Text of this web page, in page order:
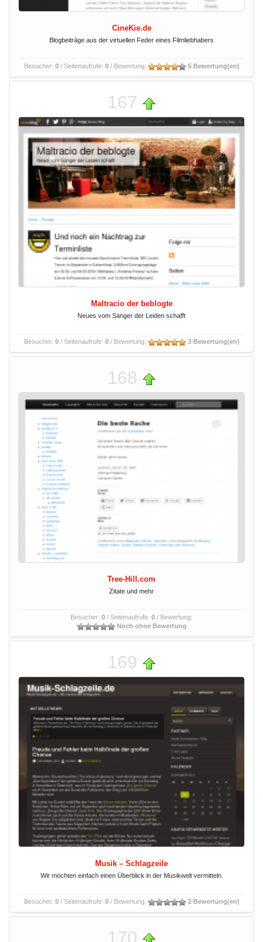
CineKie.de
Blogbeiträge aus der virtuellen Feder eines Filmliebhabers
Besucher: 0/ Seitenaufrufe: 0/ Bewertung: 5 Bewertung(en)
167
Maltracio der beblogte
Neues vom Sänger der Leiden schafft
Besucher: 0/ Seitenaufrufe: 0/ Bewertung: 3 Bewertung(en)
168
Tree-Hill.com
Zitate und mehr
Besucher: 0 / Seitenaufrufe: 0 / Bewertung:
Noch ohne Bewertung
169
Musik – Schlagzeile
Wir möchten einfach einen Überblick in der Musikwelt vermitteln.
Besucher: 0/ Seitenaufrufe: 0/ Bewertung: 2 Bewertung(en)
170